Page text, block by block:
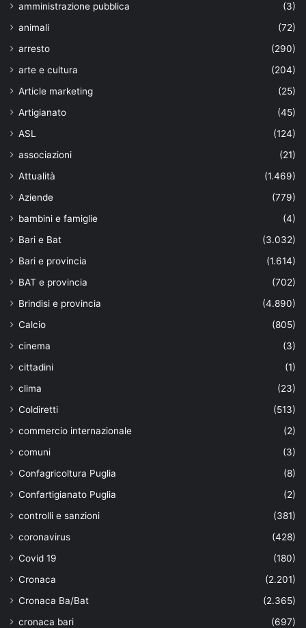
amministrazione pubblica
(3)
animali
(72)
arresto
(290)
arte e cultura
(204)
Article marketing
(25)
Artigianato
(45)
ASL
(124)
associazioni
(21)
Attualità
(1.469)
Aziende
(779)
bambini e famiglie
(4)
Bari e Bat
(3.032)
Bari e provincia
(1.614)
BAT e provincia
(702)
Brindisi e provincia
(4.890)
Calcio
(805)
cinema
(3)
cittadini
(1)
clima
(23)
Coldiretti
(513)
commercio internazionale
(2)
comuni
(3)
Confagricoltura Puglia
(8)
Confartigianato Puglia
(2)
controlli e sanzioni
(381)
coronavirus
(428)
Covid 19
(180)
Cronaca
(2.201)
Cronaca Ba/Bat
(2.365)
cronaca bari
(697)